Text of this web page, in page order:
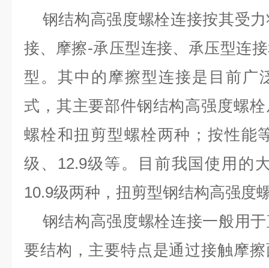
钢结构高强度螺栓连接按其受
接、摩擦-承压型连接、承压型连
型。其中的摩擦型连接是目前广
式，其主要部件钢结构高强度螺
螺栓和扭剪型螺栓两种；按性能
级、12.9级等。目前我国使用的
10.9级两种，扭剪型钢结构高强度
钢结构高强度螺栓连接一般用
要结构，主要特点是通过接触摩